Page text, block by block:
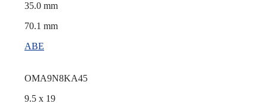
35.0 mm
70.1 mm
ABE
OMA9N8KA45
9.5 x 19